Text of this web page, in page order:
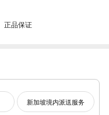
正品保证
新加坡境内派送服务